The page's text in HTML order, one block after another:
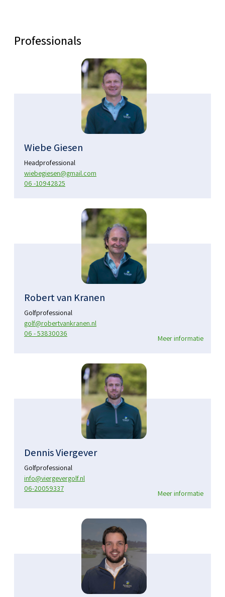
Professionals
Wiebe Giesen
Headprofessional
wiebegiesen@gmail.com
06 -10942825
Robert van Kranen
Golfprofessional
golf@robertvankranen.nl
06 - 53830036
Meer informatie
Dennis Viergever
Golfprofessional
info@viergevergolf.nl
06-20059337
Meer informatie